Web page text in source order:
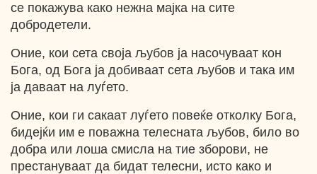
се покажува како нежна мајка на сите
добродетели.
Оние, кои сета своја љубов ја насочуваат кон
Бога, од Бога ја добиваат сета љубов и така им
ја даваат на луѓето.
Оние, кои ги сакаат луѓето повеќе отколку Бога,
бидејќи им е поважна телесната љубов, било во
добра или лоша смисла на тие зборови, не
престануваат да бидат телесни, исто како и